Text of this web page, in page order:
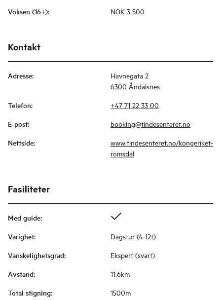
Voksen (16+): NOK 3 500
Kontakt
Adresse:
Havnegata 2
6300 Åndalsnes
Telefon: +47 71 22 33 00
E-post: booking@tindesenteret.no
Nettside:
www.tindesenteret.no/kongeriket-
romsdal
Fasiliteter
Med guide:
Varighet: Dagstur (4-12t)
Vanskelighetsgrad: Ekspert (svart)
Avstand: 11.6km
Total stigning: 1500m